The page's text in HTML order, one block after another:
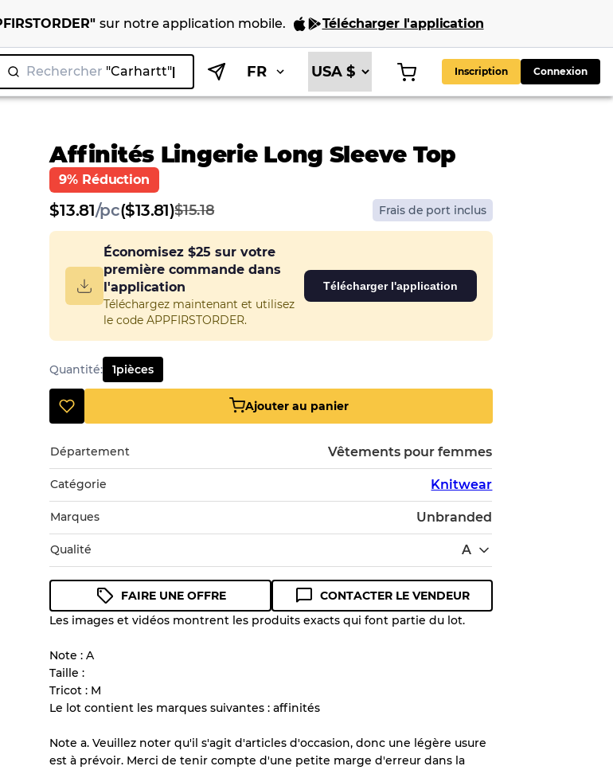
" sur notre application mobile. Télécharger l'application
Rechercher "C FR Inscription Connexion
Affinités Lingerie Long Sleeve Top
9% Réduction
$13.81/pc($13.81)$15.18 Frais de port inclus
Économisez $25 sur votre
première commande dans
l'application
Téléchargez maintenant et utilisez
le code APPFIRSTORDER.
Télécharger l'application
Quantité: 1pièces
Ajouter au panier
Département Vêtements pour femmes
Catégorie Knitwear
Marques Unbranded
Qualité A
Guide des conditions
Tous les produits incluent un niveau de qualité pour comprendre
l'état et l'apparence de chaque article avant l'achat.
Il y a une marge d'erreur allant jusqu'à
FAIRE UNE OFFRE
CONTACTER LE VENDEUR
Les images et vidéos montrent les produits exacts qui font partie du lot.
Note : A
Taille :
Tricot : M
Le lot contient les marques suivantes : affinités
Note a. Veuillez noter qu'il s'agit d'articles d'occasion, donc une légère usure
est à prévoir. Merci de tenir compte d'une petite marge d'erreur dans la